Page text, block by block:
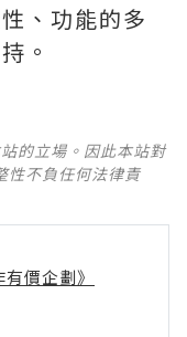
、功能的多
。
的立場。因此本站對
性不負任何法律責
價企劃》